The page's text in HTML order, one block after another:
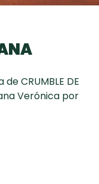
Chispas de
Chocolate
Tiramisú
CRUMBLE DE
Verónica por